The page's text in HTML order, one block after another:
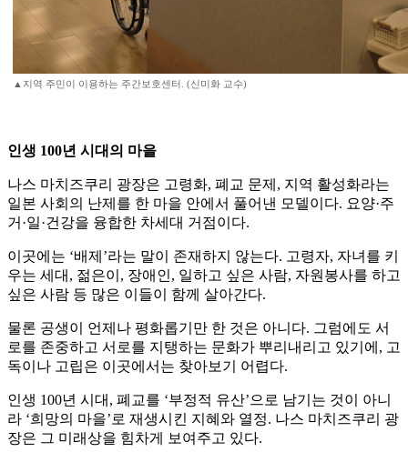
▲지역 주민이 이용하는 주간보호센터. (신미화 교수)
인생 100년 시대의 마을
나스 마치즈쿠리 광장은 고령화, 폐교 문제, 지역 활성화라는
일본 사회의 난제를 한 마을 안에서 풀어낸 모델이다. 요양·주
거·일·건강을 융합한 차세대 거점이다.
이곳에는 ‘배제’라는 말이 존재하지 않는다. 고령자, 자녀를 키
우는 세대, 젊은이, 장애인, 일하고 싶은 사람, 자원봉사를 하고
싶은 사람 등 많은 이들이 함께 살아간다.
물론 공생이 언제나 평화롭기만 한 것은 아니다. 그럼에도 서
로를 존중하고 서로를 지탱하는 문화가 뿌리내리고 있기에, 고
독이나 고립은 이곳에서는 찾아보기 어렵다.
인생 100년 시대, 폐교를 ‘부정적 유산’으로 남기는 것이 아니
라 ‘희망의 마을’로 재생시킨 지혜와 열정. 나스 마치즈쿠리 광
장은 그 미래상을 힘차게 보여주고 있다.